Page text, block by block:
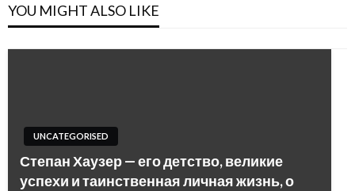
YOU MIGHT ALSO LIKE
UNCATEGORISED
Степан Хаузер — его детство, великие
успехи и таинственная личная жизнь, о